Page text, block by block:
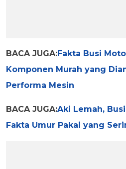
BACA JUGA:Fakta Busi
Komponen Murah yang
Performa Mesin
BACA JUGA:Aki Lemah,
Fakta Umur Pakai yang